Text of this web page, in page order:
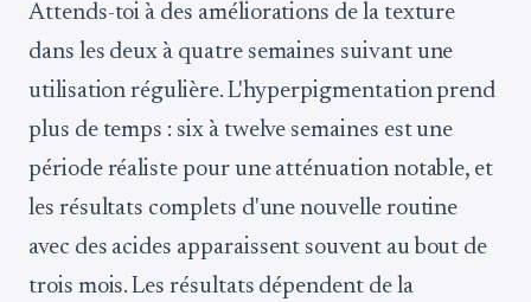
Attends-toi à des améliorations de la texture
dans les deux à quatre semaines suivant une
utilisation régulière. L'hyperpigmentation prend
plus de temps : six à twelve semaines est une
période réaliste pour une atténuation notable, et
les résultats complets d'une nouvelle routine
avec des acides apparaissent souvent au bout de
trois mois. Les résultats dépendent de la